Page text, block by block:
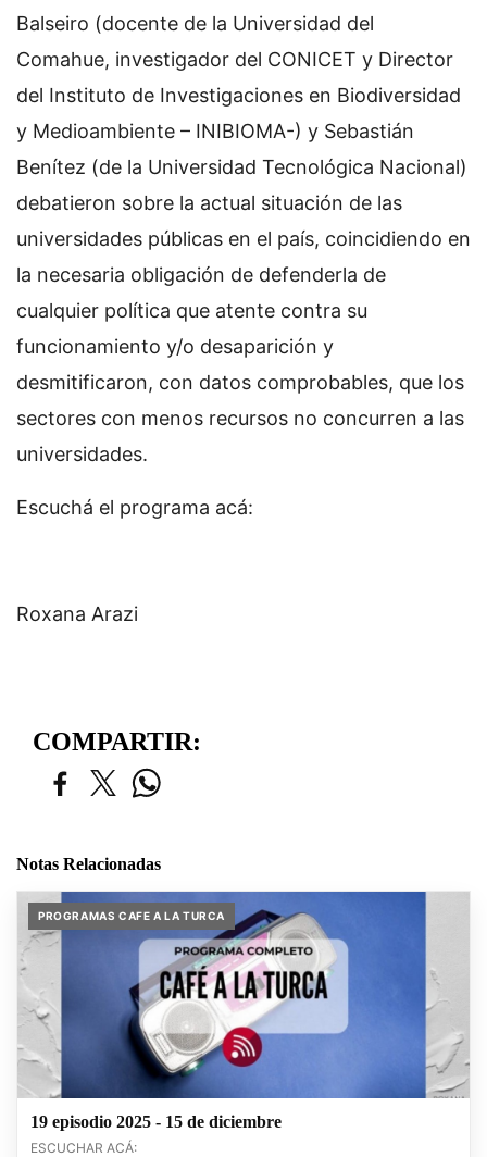
Balseiro (docente de la Universidad del
Comahue, investigador del CONICET y Director
del Instituto de Investigaciones en Biodiversidad
y Medioambiente – INIBIOMA-) y Sebastián
Benítez (de la Universidad Tecnológica Nacional)
debatieron sobre la actual situación de las
universidades públicas en el país, coincidiendo en
la necesaria obligación de defenderla de
cualquier política que atente contra su
funcionamiento y/o desaparición y
desmitificaron, con datos comprobables, que los
sectores con menos recursos no concurren a las
universidades.
Escuchá el programa acá:
Roxana Arazi
COMPARTIR:
Notas Relacionadas
PROGRAMAS CAFE A LA TURCA
19 episodio 2025 - 15 de diciembre
ESCUCHAR ACÁ: